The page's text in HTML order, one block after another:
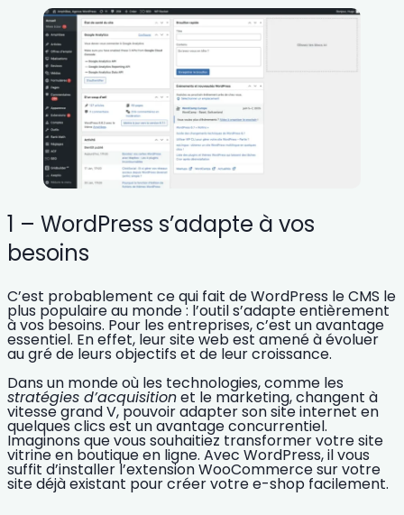
1 – WordPress s’adapte à vos
besoins
C’est probablement ce qui fait de WordPress le CMS le
plus populaire au monde : l’outil s’adapte entièrement
àvos besoins. Pour les entreprises, c’est un avantage
essentiel. En effet, leur site web est amené àévoluer
au gré de leurs objectifs et de leur croissance.
Dans un monde où les technologies, comme les
stratégies d’acquisitionet le marketing, changent à
vitesse grand V, pouvoiradapter son site internet en
quelques clics est un avantage concurrentiel.
Imaginons que vous souhaitiez transformer votre site
vitrine en boutique en ligne. Avec WordPress, il vous
suffit d’installer l’extension WooCommerce sur votre
site déjà existant pour créer votre e-shop facilement.